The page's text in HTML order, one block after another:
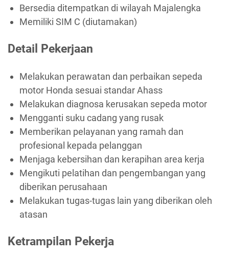
Bersedia ditempatkan di wilayah Majalengka
Memiliki SIM C (diutamakan)
Detail Pekerjaan
Melakukan perawatan dan perbaikan sepeda
motor Honda sesuai standar Ahass
Melakukan diagnosa kerusakan sepeda motor
Mengganti suku cadang yang rusak
Memberikan pelayanan yang ramah dan
profesional kepada pelanggan
Menjaga kebersihan dan kerapihan area kerja
Mengikuti pelatihan dan pengembangan yang
diberikan perusahaan
Melakukan tugas-tugas lain yang diberikan oleh
atasan
Ketrampilan Pekerja